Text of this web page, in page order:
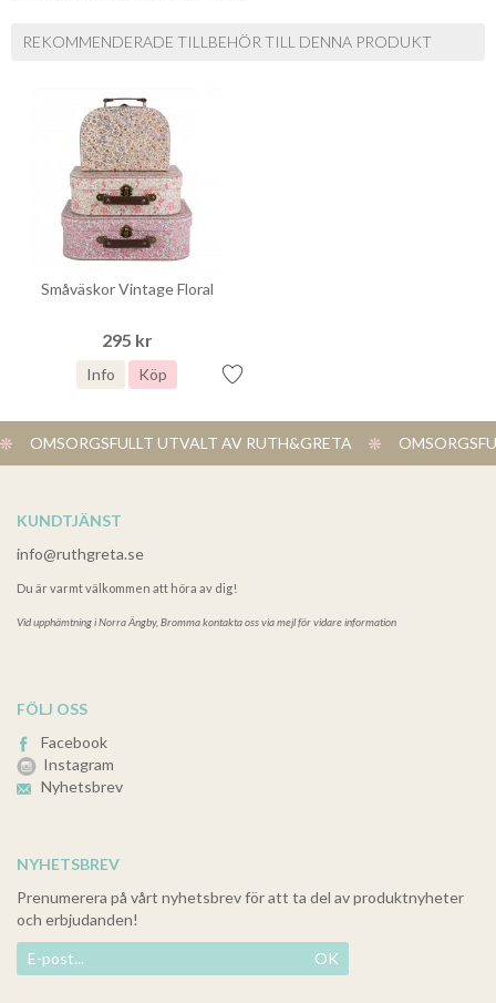
REKOMMENDERADE TILLBEHÖR TILL DENNA PRODUKT
Småväskor Vintage Floral
295 kr
Info Köp
OMSORGSFULLT UTVALT AV RUTH&GRETA
KUNDTJÄNST
info@ruthgreta.se
Du är varmt välkommen att höra av dig!
Vid upphämtning iNorra Ängby, Bromma kontakta oss via mejl för vidare information
FÖLJ OSS
Facebook
Instagram
Nyhetsbrev
NYHETSBREV
Prenumerera på vårt nyhetsbrev för att ta del av produktnyheter
och erbjudanden!
OK